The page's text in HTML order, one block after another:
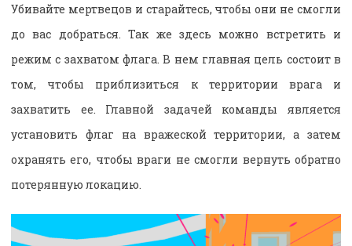
Убивайте мертвецов и старайтесь, чтобы они не смогли
до вас добраться. Так же здесь можно встретить и
режим с захватом флага. В нем главная цель состоит в
том, чтобы приблизиться к территории врага и
захватить ее. Главной задачей команды является
установить флаг на вражеской территории, а затем
охранять его, чтобы враги не смогли вернуть обратно
потерянную локацию.